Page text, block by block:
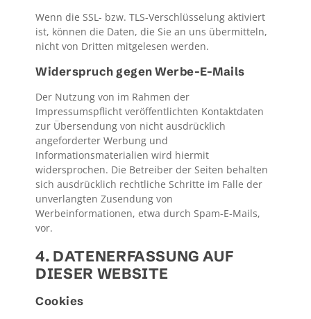
Wenn die SSL- bzw. TLS-Verschlüsselung aktiviert
ist, können die Daten, die Sie an uns übermitteln,
nicht von Dritten mitgelesen werden.
Widerspruch gegen Werbe-E-Mails
Der Nutzung von im Rahmen der
Impressumspflicht veröffentlichten Kontaktdaten
zur Übersendung von nicht ausdrücklich
angeforderter Werbung und
Informationsmaterialien wird hiermit
widersprochen. Die Betreiber der Seiten behalten
sich ausdrücklich rechtliche Schritte im Falle der
unverlangten Zusendung von
Werbeinformationen, etwa durch Spam-E-Mails,
vor.
4. DATENERFASSUNG AUF
DIESER WEBSITE
Cookies